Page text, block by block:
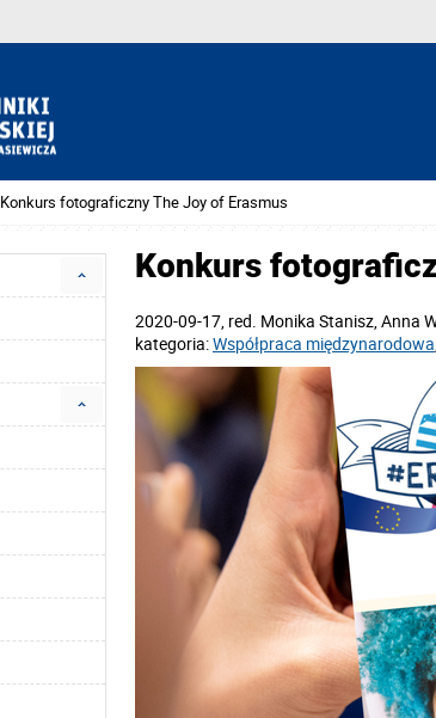
Konkurs fotograficzny The Joy of Erasmus
Konkurs
2020-09-17, red. Monika Stanisz, Anna
kategoria:Współpraca międzynarodowa